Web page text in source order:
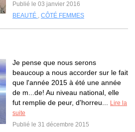
Publié le 03 janvier 2016
BEAUTÉ , CÔTÉ FEMMES
Je pense que nous serons
beaucoup a nous accorder sur le fait
que l'année 2015 à été une année
de m...de! Au niveau national, elle
fut remplie de peur, d'horreu...
Lire la
suite
Publié le 31 décembre 2015